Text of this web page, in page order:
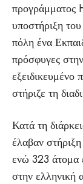
προγράμματος
υποστήριξη
πόλη ένα
πρόσφυγες
στήριζε τη
Κατά τη
έλαβαν
ενώ 323 άτομα
στην ελληνική